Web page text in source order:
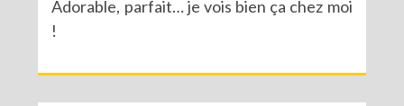
Adorable, parfait… je vois bien ça chez moi
!